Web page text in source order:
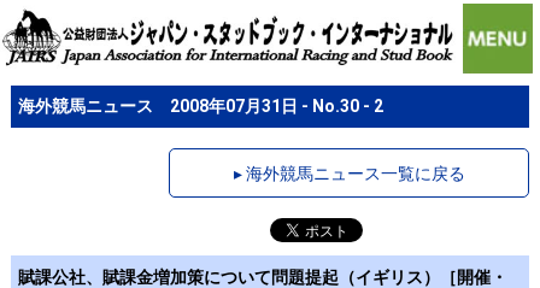
海外競馬ニュース 2008年07月31日 - No.30 - 2
▸ 海外競馬ニュース一覧に戻る
賦課公社、賦課金増加策について問題提起（イギリス）［開催・